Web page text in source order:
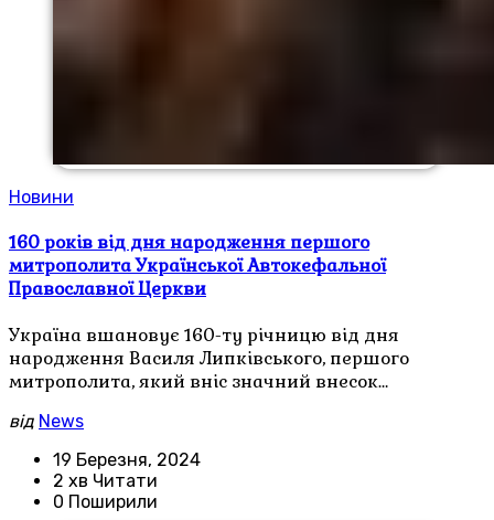
Новини
160 років від дня народження першого
митрополита Української Автокефальної
Православної Церкви
Україна вшановує 160-ту річницю від дня
народження Василя Липківського, першого
митрополита, який вніс значний внесок…
від News
19 Березня, 2024
2 хв Читати
0 Поширили